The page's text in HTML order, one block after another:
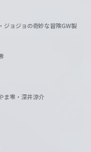
ジョジョの奇妙な冒険GW製
ま零・深井涼介